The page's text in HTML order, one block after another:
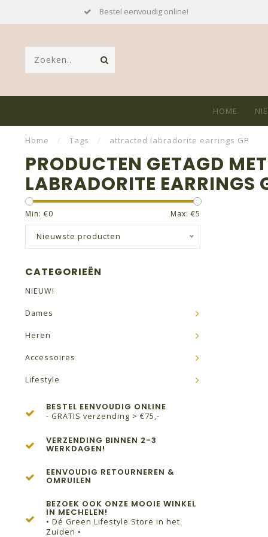
Bestel eenvoudig online!
HOME
Home / Tags / attracted labradorite earrings GP
PRODUCTEN GETAGD
LABRADORITE EARRINGS
Min: €0 Max: €5
Nieuwste producten
CATEGORIEËN
NIEUW!
Dames
Heren
Accessoires
Lifestyle
BESTEL EENVOUDIG ONLINE
- GRATIS verzending > €75,-
VERZENDING BINNEN 2-3
WERKDAGEN!
EENVOUDIG RETOURNEREN &
OMRUILEN
BEZOEK OOK ONZE MOOIE WINKEL
IN MECHELEN!
• Dé Green Lifestyle Store in het
Zuiden •